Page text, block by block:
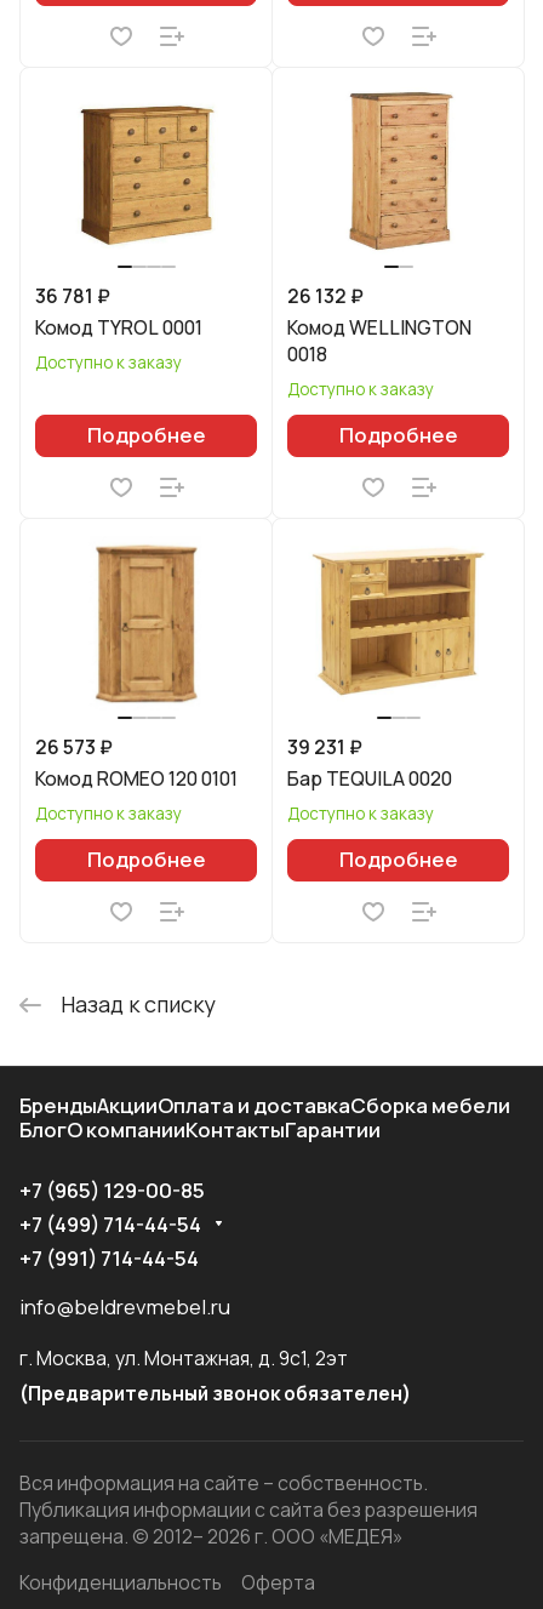
36 781 ₽
Комод TYROL 0001
Доступно к заказу
Подробнее
26 132 ₽
Комод WELLINGTON
0018
Доступно к заказу
Подробнее
26 573 ₽
Комод ROMEO 120 0101
Доступно к заказу
Подробнее
39 231 ₽
Бар TEQUILA 0020
Доступно к заказу
Подробнее
Назад к списку
БрендыАкцииОплата и доставкаСборка мебели
БлогО компанииКонтактыГарантии
+7 (965) 129-00-85
+7 (499) 714-44-54
+7 (991) 714-44-54
info@beldrevmebel.ru
г. Москва, ул. Монтажная, д. 9с1, 2эт
(Предварительный звонок обязателен)
Вся информация на сайте – собственность.
Публикация информации с сайта без разрешения
запрещена. © 2012– 2026 г. ООО «МЕДЕЯ»
Конфиденциальность
Оферта